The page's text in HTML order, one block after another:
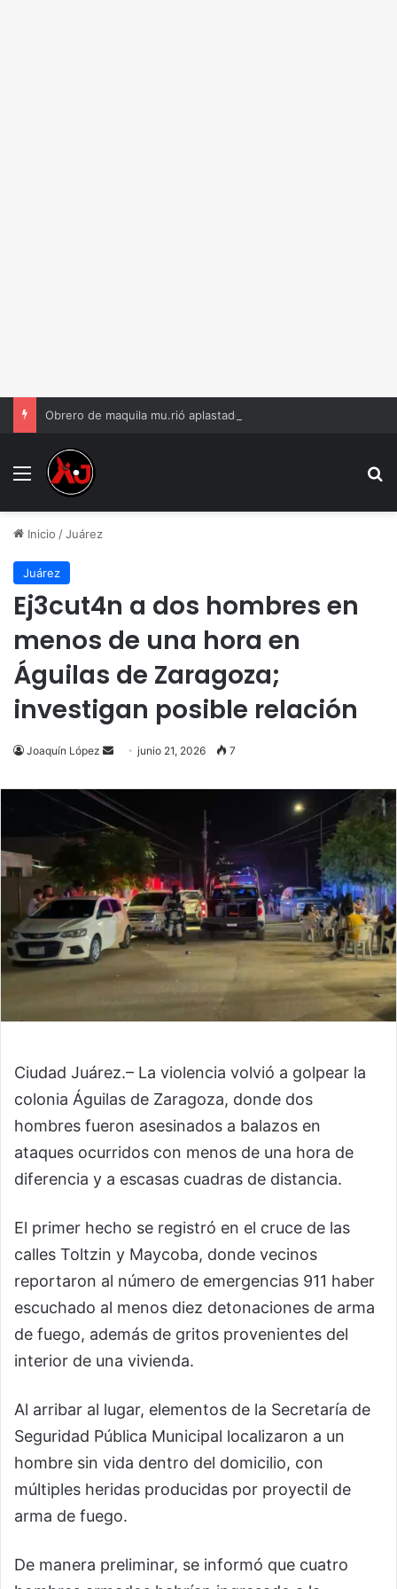
Obrero de maquila mu.rió aplastado por máquinas
Menu
Inicio /Juárez
Juárez
Ej3cut4n a dos hombres en
menos de una hora en
Águilas de Zaragoza;
investigan posible relación
Joaquín López
Send
email
junio 21, 2026 7
Ciudad Juárez.– La violencia volvió a golpear la
colonia Águilas de Zaragoza, donde dos
hombres fueron asesinados a balazos en
ataques ocurridos con menos de una hora de
diferencia y a escasas cuadras de distancia.
El primer hecho se registró en el cruce de las
calles Toltzin y Maycoba, donde vecinos
reportaron al número de emergencias 911 haber
escuchado al menos diez detonaciones de arma
de fuego, además de gritos provenientes del
interior de una vivienda.
Al arribar al lugar, elementos de la Secretaría de
Seguridad Pública Municipal localizaron a un
hombre sin vida dentro del domicilio, con
múltiples heridas producidas por proyectil de
arma de fuego.
De manera preliminar, se informó que cuatro